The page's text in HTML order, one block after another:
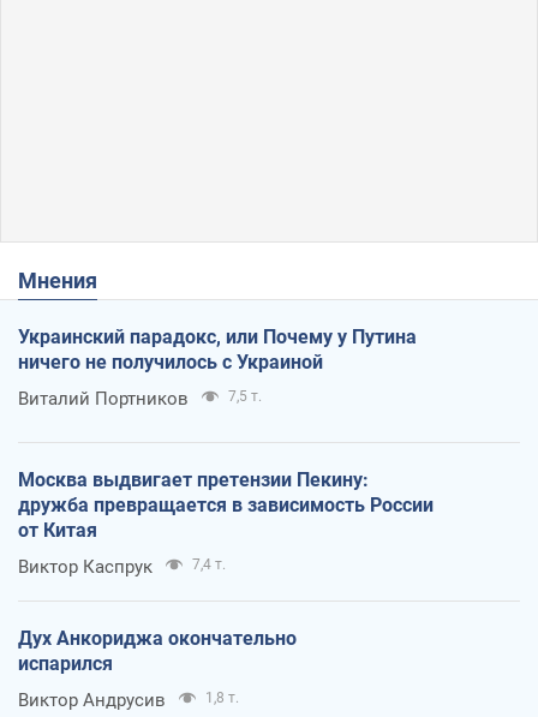
Мнения
Украинский парадокс, или Почему у Путина
ничего не получилось с Украиной
Виталий Портников 7,5 т.
Москва выдвигает претензии Пекину:
дружба превращается в зависимость России
от Китая
Виктор Каспрук 7,4 т.
Дух Анкориджа окончательно
испарился
Виктор Андрусив 1,8 т.